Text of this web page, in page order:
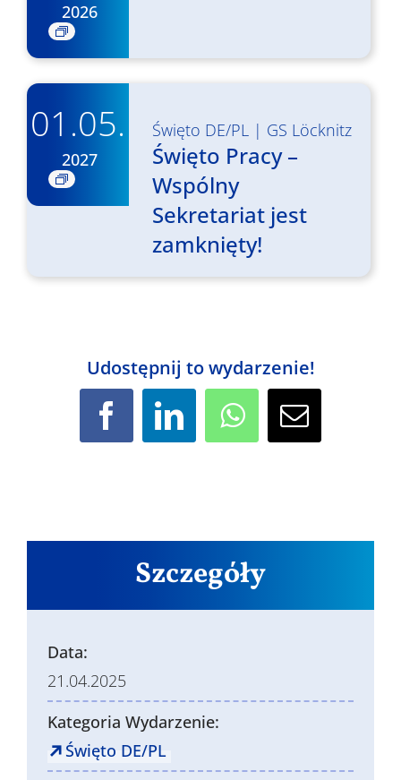
2026
01.05.
2027
Święto DE/PL | GS Löcknitz
Święto Pracy –
Wspólny
Sekretariat jest
zamknięty!
Udostępnij to wydarzenie!
LinkedIn WhatsAppEmail
Szczegóły
Data:
21.04.2025
Kategoria Wydarzenie:
Święto DE/PL